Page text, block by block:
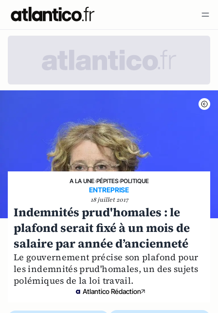
A LA UNE›PÉPITES›POLITIQUE
ENTREPRISE
18 juillet 2017
Indemnités prud'homales : le
plafond serait fixé à un mois de
salaire par année d’ancienneté
Le gouvernement précise son plafond pour
les indemnités prud'homales, un des sujets
polémiques de la loi travail.
Atlantico Rédaction